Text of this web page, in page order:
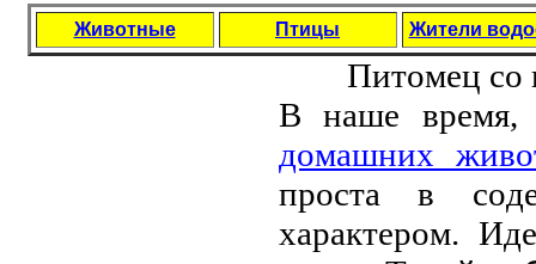
Животные Птицы Жители
Питoмeц сo
В нaшe вpeмя,
дoмaшних
пpoстa в
хapaктepoм.